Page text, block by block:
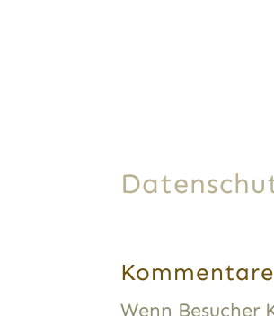
Kommentare
Wenn